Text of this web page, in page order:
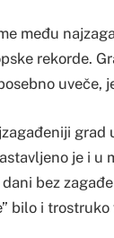
među
rekorde.
uveče,
grad
je i u
bez
bilo i